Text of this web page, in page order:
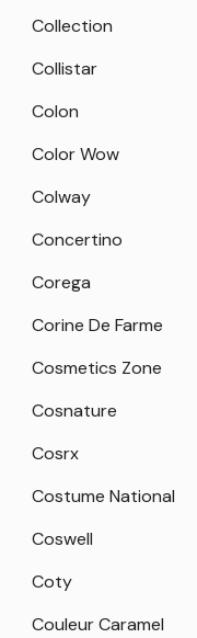
Collection
Collistar
Colon
Color Wow
Colway
Concertino
Corega
Corine De Farme
Cosmetics Zone
Cosnature
Cosrx
Costume National
Coswell
Coty
Couleur Caramel